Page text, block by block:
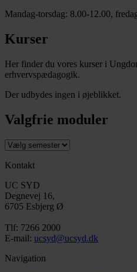
Mandag-torsdag: 8.00-12.00,
Kurser
Her finder du vores kurser i
erhvervspædagogik.
Der udbydes ingen i øjeblikket.
Valgfrie moduler
Kontakt
UC SYD
Degnevej 16,
6705 Esbjerg Ø
Tlf: 7266 2000
E-mail: ucsyd@ucsyd.dk
Navigation